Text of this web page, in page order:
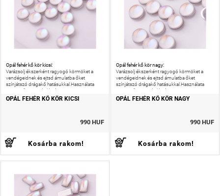
Opál fehér kő kör kicsi:
Varázsolj ékszerként ragyogó körmöket a
vendégeidnek és ejtsd ámulatba őket
színjátszó drágakő hatásukkal.Használata
egyszerű, gyors és látványos.
OPÁL FEHÉR KŐ KÖR KICSI
990 HUF
Kosárba rakom!
Opál fehér kő kör nagy:
Varázsolj ékszerként ragyogó körmöket a
vendégeidnek és ejtsd ámulatba őket
színjátszó drágakő hatásukkal.Használata
egyszerű, gyors és látványos.
OPÁL FEHÉR KŐ KÖR NAGY
990 HUF
Kosárba rakom!